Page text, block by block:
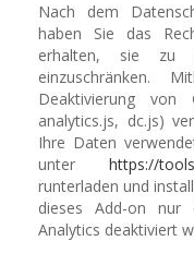
Nach dem
haben Sie das
erhalten, sie zu
einzuschränken.
Deaktivierung von
analytics.js, dc.js)
Ihre Daten
unter https://
runterladen und
dieses Add-on nur
Analytics deaktiviert